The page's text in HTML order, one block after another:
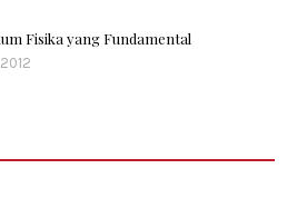
Fisika yang Fundamental